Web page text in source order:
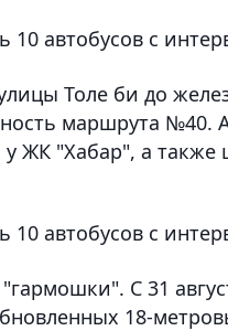
10 автобусов с
Толе би до
маршрута №40.
ЖК "Хабар", а
10 автобусов с
С 31
18-